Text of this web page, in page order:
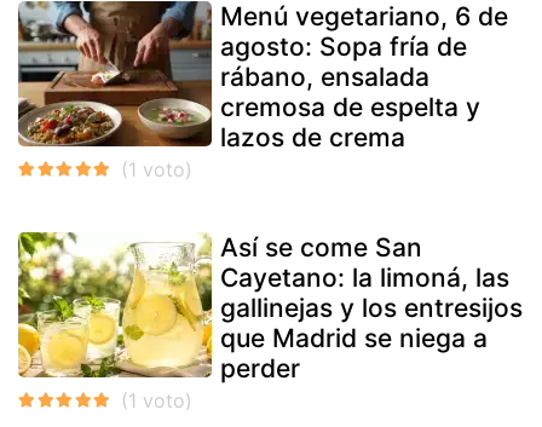
Menú vegetariano, 6 de
agosto: Sopa fría de
rábano, ensalada
cremosa de espelta y
lazos de crema
Así se come San
Cayetano: la limoná, las
gallinejas y los entresijos
que Madrid se niega a
perder